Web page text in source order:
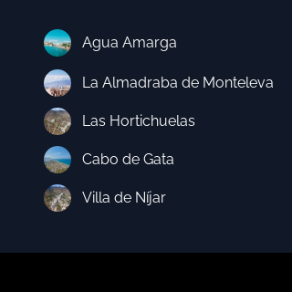
Agua Amarga
La Almadraba de Monteleva
Las Hortichuelas
Cabo de Gata
Villa de Níjar